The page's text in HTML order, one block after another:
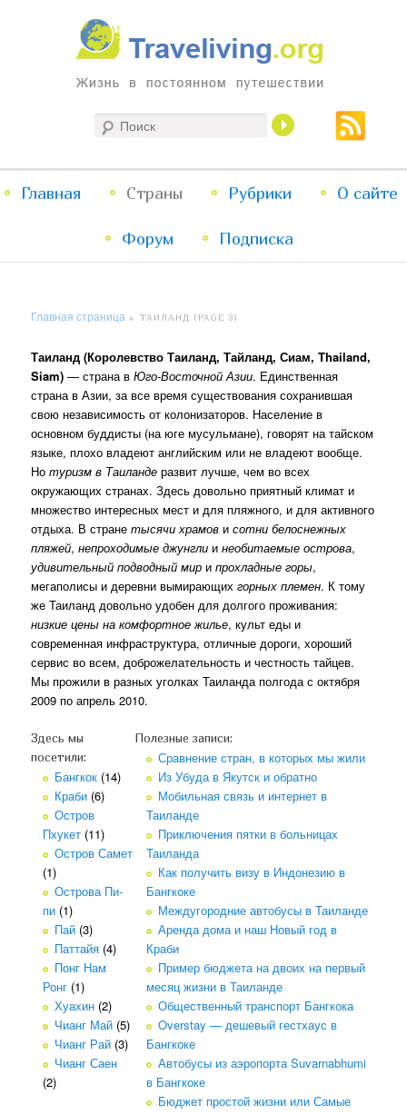
Traveliving
Жизнь в постоянном путешествии
меню
Перейти
к
Перейти
к
Главная Страны Рубрики О сайте
Форум Подписка
Главная страница » ТАИЛАНД (PAGE 3)
Таиланд (Королевство Таиланд, Тайланд, Сиам, Thailand,
Siam) — страна вЮго-Восточной Азии. Единственная
страна в Азии, за все время существования сохранившая
свою независимость от колонизаторов. Население в
основном буддисты (на юге мусульмане), говорят на тайском
языке, плохо владеют английским или не владеют вообще.
Нотуризм в Таиланде развит лучше, чем во всех
окружающих странах. Здесь довольно приятный климат и
множество интересных мест и для пляжного, и для активного
отдыха. В странетысячи храмов исотни белоснежных
пляжей,непроходимые джунгли инеобитаемые острова,
удивительный подводный мир ипрохладные горы,
мегаполисы и деревни вымирающихгорных племен. К тому
же Таиланд довольно удобен для долгого проживания:
низкие цены на комфортное жилье, культ еды и
современная инфраструктура, отличные дороги, хороший
сервис во всем, доброжелательность и честность тайцев.
Мы прожили в разных уголках Таиланда полгода с октября
2009 по апрель 2010.
Здесь мы
посетили:
Бангкок (14)
Краби (6)
Остров
Пхукет (11)
Остров Самет
(1)
Острова Пи-
пи (1)
Пай (3)
Паттайя (4)
Понг Нам
Ронг (1)
Хуахин (2)
Чианг Май (5)
Чианг Рай (3)
Чианг Саен
(2)
Полезные записи:
Сравнение стран, в которых мы жили
Из Убуда в Якутск и обратно
Мобильная связь и интернет в
Таиланде
Приключения пятки в больницах
Таиланда
Как получить визу в Индонезию в
Бангкоке
Междугородние автобусы в Таиланде
Аренда дома и наш Новый год в
Краби
Пример бюджета на двоих на первый
месяц жизни в Таиланде
Общественный транспорт Бангкока
Overstay — дешевый гестхаус в
Бангкоке
Автобусы из аэропорта Suvarnabhumi
в Бангкоке
Бюджет простой жизни или Самые